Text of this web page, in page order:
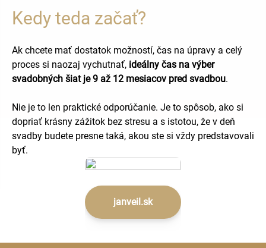
janveil.sk
Kedy teda začať?
Ak chcete mať dostatok možností, čas na úpravy a celý
proces si naozaj vychutnať, ideálny čas na výber
svadobných šiat je 9 až 12 mesiacov pred svadbou.
Nie je to len praktické odporúčanie. Je to spôsob, ako si
dopriať krásny zážitok bez stresu a s istotou, že v deň
svadby budete presne taká, akou ste si vždy predstavovali
byť.